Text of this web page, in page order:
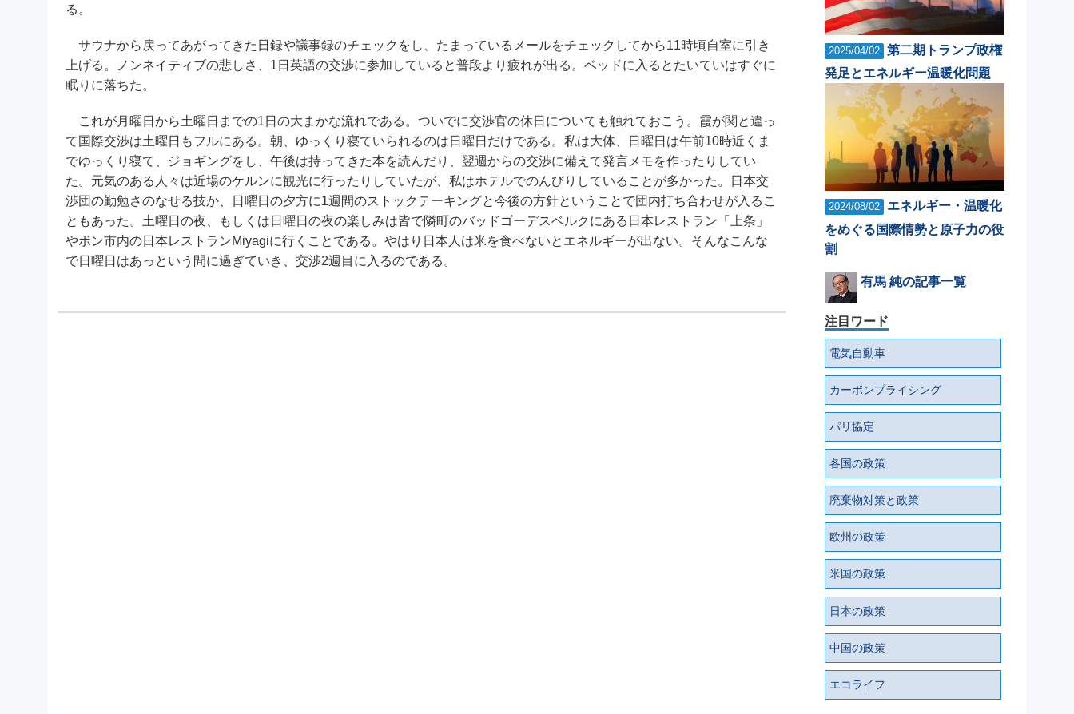
る。
サウナから戻ってあがってきた日録や議事録のチェックをし、たまっているメールをチェックしてから11時頃自室に引き
上げる。ノンネイティブの悲しさ、1日英語の交渉に参加していると普段より疲れが出る。ベッドに入るとたいていはすぐに
眠りに落ちた。
これが月曜日から土曜日までの1日の大まかな流れである。ついでに交渉官の休日についても触れておこう。霞が関と違っ
て国際交渉は土曜日もフルにある。朝、ゆっくり寝ていられるのは日曜日だけである。私は大体、日曜日は午前10時近くま
でゆっくり寝て、ジョギングをし、午後は持ってきた本を読んだり、翌週からの交渉に備えて発言メモを作ったりしてい
た。元気のある人々は近場のケルンに観光に行ったりしていたが、私はホテルでのんびりしていることが多かった。日本交
渉団の勤勉さのなせる技か、日曜日の夕方に1週間のストックテーキングと今後の方針ということで団内打ち合わせが入るこ
ともあった。土曜日の夜、もしくは日曜日の夜の楽しみは皆で隣町のバッドゴーデスベルクにある日本レストラン「上条」
やボン市内の日本レストランMiyagiに行くことである。やはり日本人は米を食べないとエネルギーが出ない。そんなこんな
で日曜日はあっという間に過ぎていき、交渉2週目に入るのである。
2025/04/02 第二期トランプ政権
発足とエネルギー温暖化問題
2024/08/02
エネルギー・温暖化
をめぐる国際情勢と原子力の役
割
有馬 純の記事一覧
注目ワード
電気自動車
カーボンプライシング
パリ協定
各国の政策
廃棄物対策と政策
欧州の政策
米国の政策
日本の政策
中国の政策
エコライフ